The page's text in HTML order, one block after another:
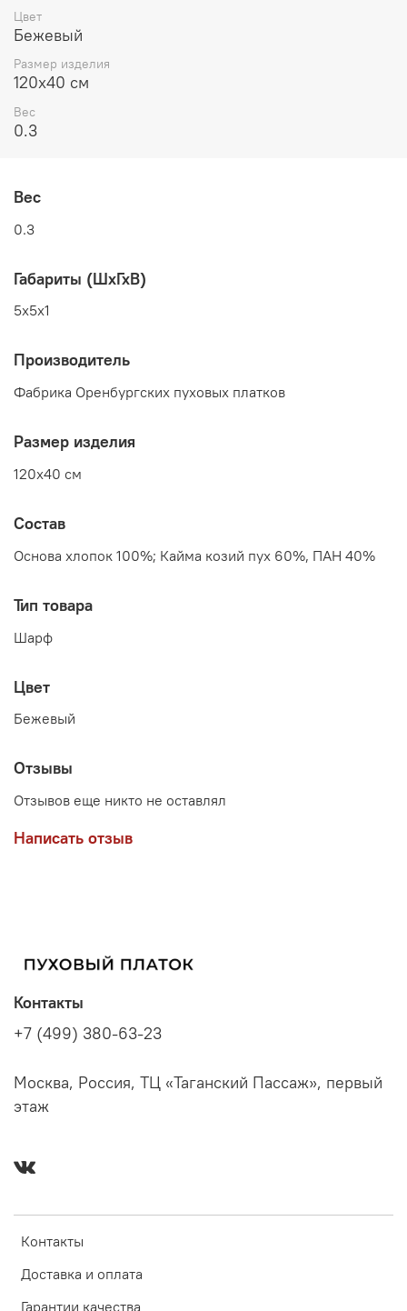
Цвет
Бежевый
Размер изделия
120x40 см
Вес
0.3
Вес
0.3
Габариты (ШхГхВ)
5x5x1
Производитель
Фабрика Оренбургских пуховых платков
Размер изделия
120x40 см
Состав
Основа хлопок 100%; Кайма козий пух 60%, ПАН 40%
Тип товара
Шарф
Цвет
Бежевый
Отзывы
Отзывов еще никто не оставлял
Написать отзыв
Контакты
Доставка и оплата
Гарантии качества
Контакты
+7 (499) 380-63-23
Москва, Россия, ТЦ «Таганский Пассаж», первый
этаж